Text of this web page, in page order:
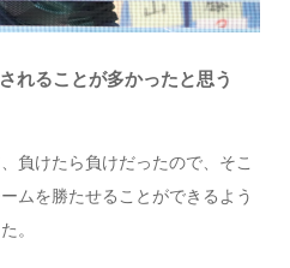
れることが多かったと思う
負けたら負けだったので、そこ
ムを勝たせることができるよう
。